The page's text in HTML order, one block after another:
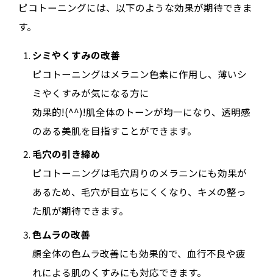
ピコトーニングには、以下のような効果が期待できま
す。
シミやくすみの改善
ピコトーニングはメラニン色素に作用し、薄いシ
ミやくすみが気になる方に
効果的!(^^)!肌全体のトーンが均一になり、透明感
のある美肌を目指すことができます。
毛穴の引き締め
ピコトーニングは毛穴周りのメラニンにも効果が
あるため、毛穴が目立ちにくくなり、キメの整っ
た肌が期待できます。
色ムラの改善
顔全体の色ムラ改善にも効果的で、血行不良や疲
れによる肌のくすみにも対応できます。